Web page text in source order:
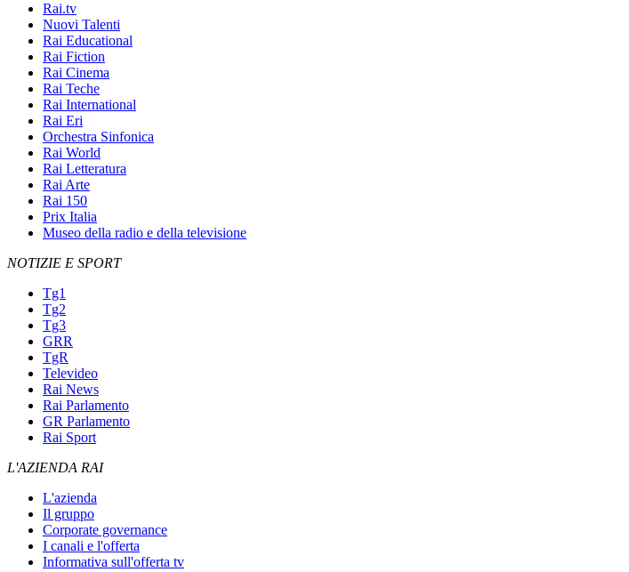
Rai.tv
Nuovi Talenti
Rai Educational
Rai Fiction
Rai Cinema
Rai Teche
Rai International
Rai Eri
Orchestra Sinfonica
Rai World
Rai Letteratura
Rai Arte
Rai 150
Prix Italia
Museo della radio e della televisione
NOTIZIE E SPORT
Tg1
Tg2
Tg3
GRR
TgR
Televideo
Rai News
Rai Parlamento
GR Parlamento
Rai Sport
L'AZIENDA RAI
L'azienda
Il gruppo
Corporate governance
I canali e l'offerta
Informativa sull'offerta tv